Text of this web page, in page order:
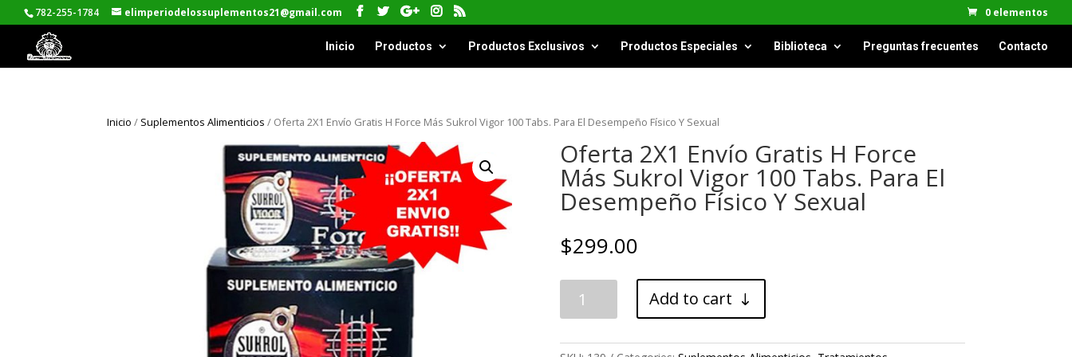
782-255-1784 elimperiodelossuplementos21@gmail.com 0 elementos
Inicio Productos Productos Exclusivos Productos Especiales Biblioteca Preguntas frecuentes Contacto
Inicio / Suplementos Alimenticios / Oferta 2X1 Envío Gratis H Force Más Sukrol Vigor 100 Tabs. Para El Desempeño Físico Y Sexual
Oferta 2X1 Envío Gratis H Force
Más Sukrol Vigor 100 Tabs. Para El
Desempeño Físico Y Sexual
$299.00
Gratis
Add to cart